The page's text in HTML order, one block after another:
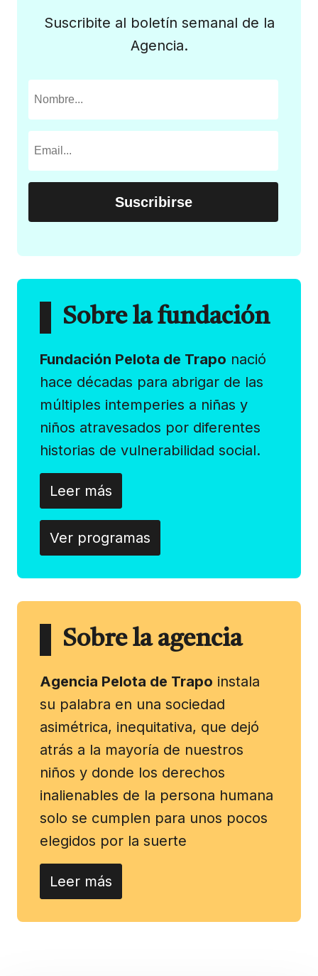
Suscribite al boletín semanal de la
Agencia.
Sobre la fundación
Fundación Pelota de Trapo nació
hace décadas para abrigar de las
múltiples intemperies a niñas y
niños atravesados por diferentes
historias de vulnerabilidad social.
Leer más
Ver programas
Sobre la agencia
Agencia Pelota de Trapo instala
su palabra en una sociedad
asimétrica, inequitativa, que dejó
atrás a la mayoría de nuestros
niños y donde los derechos
inalienables de la persona humana
solo se cumplen para unos pocos
elegidos por la suerte
Leer más